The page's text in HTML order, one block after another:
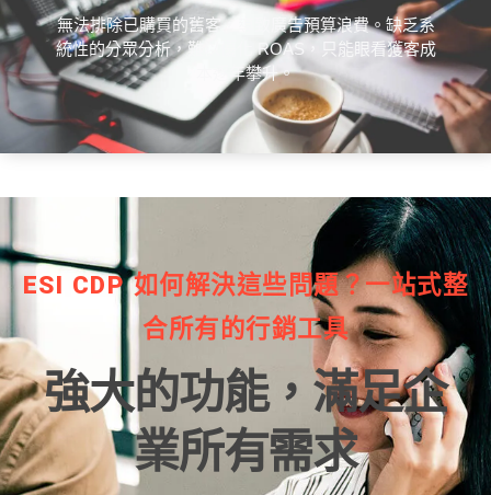
無法排除已購買的舊客，導致廣告預算浪費。缺乏系
統性的分眾分析，難以優化 ROAS，只能眼看獲客成
本逐年攀升。
ESI CDP 如何解決這些問題？一站式整
合所有的行銷工具
強大的功能，滿足企
業所有需求